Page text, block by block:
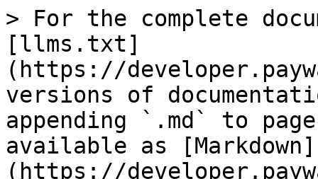
> For the complete
[llms.txt]
(https://
versions of
appending `.md` to
available as [Markdown]
(https://